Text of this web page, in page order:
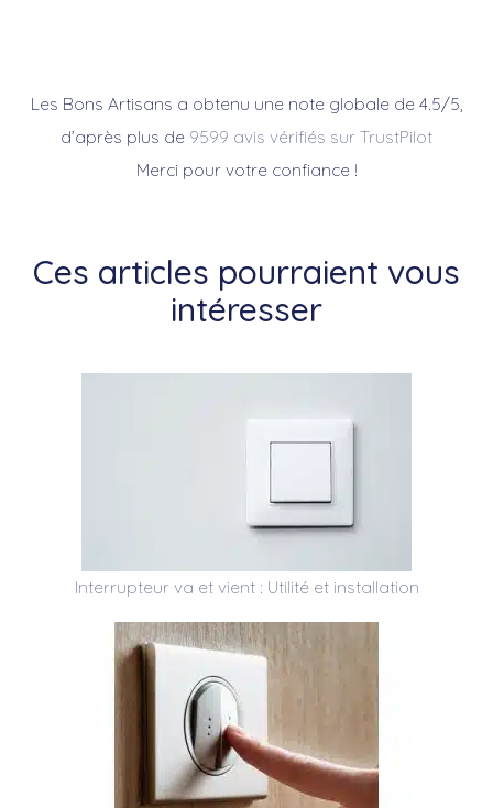
Les Bons Artisans a obtenu une note globale de 4.5/5,
d’après plus de 9599 avis vérifiés sur TrustPilot
Merci pour votre confiance !
Ces articles pourraient vous
intéresser
Interrupteur va et vient : Utilité et installation